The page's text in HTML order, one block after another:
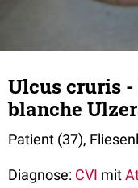
Ulcus cruris
blanche
Patient (37),
Diagnose: CVI mit